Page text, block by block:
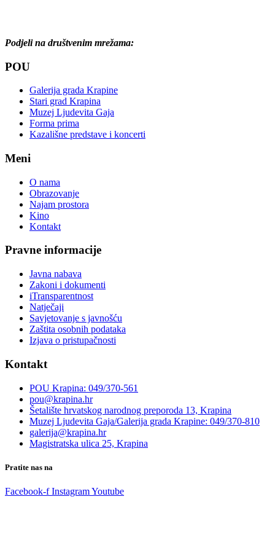
Podjeli na društvenim mrežama:
POU
Galerija grada Krapine
Stari grad Krapina
Muzej Ljudevita Gaja
Forma prima
Kazališne predstave i koncerti
Meni
O nama
Obrazovanje
Najam prostora
Kino
Kontakt
Pravne informacije
Javna nabava
Zakoni i dokumenti
iTransparentnost
Natječaji
Savjetovanje s javnošću
Zaštita osobnih podataka
Izjava o pristupačnosti
Kontakt
POU Krapina: 049/370-561
pou@krapina.hr
Šetalište hrvatskog narodnog preporoda 13, Krapina
Muzej Ljudevita Gaja/Galerija grada Krapine: 049/370-810
galerija@krapina.hr
Magistratska ulica 25, Krapina
Pratite nas na
Facebook-f InstagramYoutube